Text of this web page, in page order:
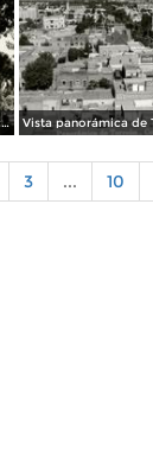
Costado de la Plaza Principal
3 ... 10